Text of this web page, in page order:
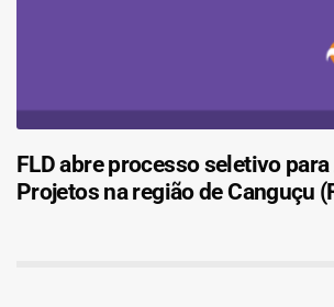
FLD abre processo seletivo
Projetos na região de Canguçu